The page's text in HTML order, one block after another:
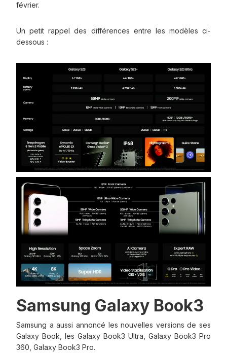
février.
Un petit rappel des différences entre les modèles ci-
dessous :
Samsung Galaxy Book3
Samsung a aussi annoncé les nouvelles versions de ses
Galaxy Book, les Galaxy Book3 Ultra, Galaxy Book3 Pro
360, Galaxy Book3 Pro.